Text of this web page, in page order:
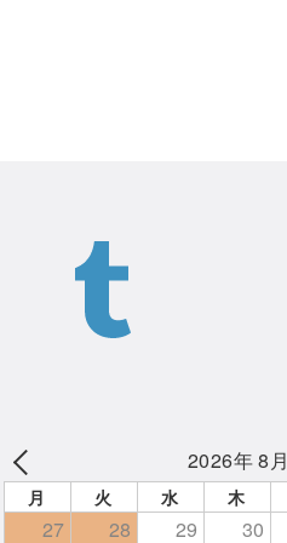
2026年 8月
月 火 水 木
27 28 29 30